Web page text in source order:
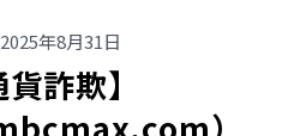
2025年8月31日
詐欺】